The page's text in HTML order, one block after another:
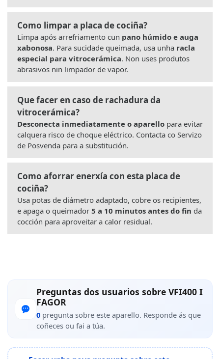
Como limpar a placa de cociña?
Limpa após arrefriamento cun pano húmido e auga
xabonosa. Para sucidade queimada, usa unha racla
especial para vitrocerámica. Non uses produtos
abrasivos nin limpador de vapor.
Que facer en caso de rachadura da
vitrocerámica?
Desconecta inmediatamente o aparello para evitar
calquera risco de choque eléctrico. Contacta co Servizo
de Posvenda para a substitución.
Como aforrar enerxía con esta placa de
cociña?
Usa potas de diámetro adaptado, cobre os recipientes,
e apaga o queimador 5 a 10 minutos antes do fin da
cocción para aproveitar a calor residual.
Preguntas dos usuarios sobre VFI400 I
FAGOR
0 pregunta sobre este aparello. Responde ás que
coñeces ou fai a túa.